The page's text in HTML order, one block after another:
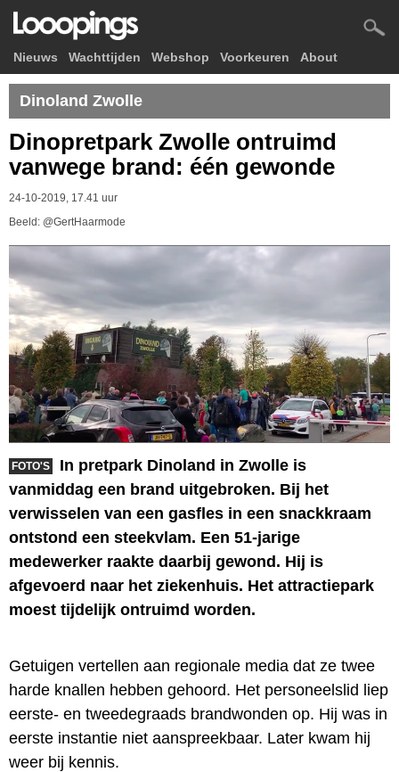
Nieuws Wachttijden Webshop Voorkeuren About
Dinoland Zwolle
Dinopretpark Zwolle ontruimd
vanwege brand: één gewonde
24-10-2019, 17.41 uur
Beeld: @GertHaarmode
FOTO'S
In pretpark Dinoland in Zwolle is
vanmiddag een brand uitgebroken. Bij het
verwisselen van een gasfles in een snackkraam
ontstond een steekvlam. Een 51-jarige
medewerker raakte daarbij gewond. Hij is
afgevoerd naar het ziekenhuis. Het attractiepark
moest tijdelijk ontruimd worden.
Getuigen vertellen aan regionale media dat ze twee
harde knallen hebben gehoord. Het personeelslid liep
eerste- en tweedegraads brandwonden op. Hij was in
eerste instantie niet aanspreekbaar. Later kwam hij
weer bij kennis.